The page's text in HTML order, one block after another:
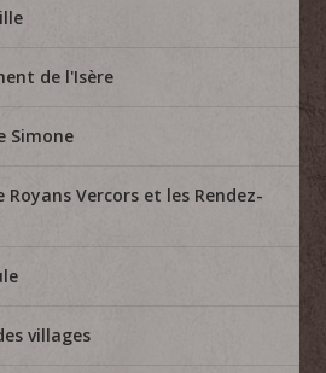
de l'Isère
Simone
Royans Vercors et les Rendez-
villages